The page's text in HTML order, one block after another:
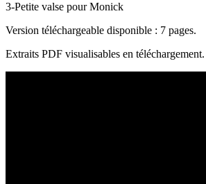
3-Petite valse pour Monick
Version téléchargeable disponible : 7 pages.
Extraits PDF visualisables en téléchargement.